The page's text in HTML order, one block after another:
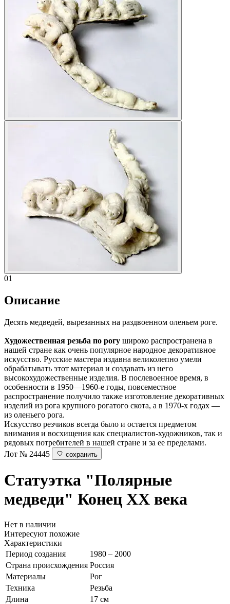
01
Описание
Десять медведей, вырезанных на раздвоенном оленьем роге.
Художественная резьба по рогу широко распространена в
нашей стране как очень популярное народное декоративное
искусство. Русские мастера издавна великолепно умели
обрабатывать этот материал и создавать из него
высокохудожественные изделия. В послевоенное время, в
особенности в 1950—1960-е годы, повсеместное
распространение получило также изготовление декоративных
изделий из рога крупного рогатого скота, а в 1970-х годах —
из оленьего рога.
Искусство резчиков всегда было и остается предметом
внимания и восхищения как специалистов-художников, так и
рядовых потребителей в нашей стране и за ее пределами.
Лот № 24445
сохранить
Статуэтка "Полярные
медведи" Конец ХХ века
Нет в наличии
Интересуют похожие
Характеристики
Период создания
1980 – 2000
Страна происхождения Россия
Материалы
Рог
Техника
Резьба
Длина
17 см